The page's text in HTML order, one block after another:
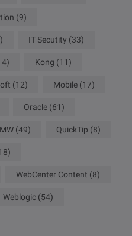
(9)
IT Secutity (33)
Kong (11)
(12) Mobile (17)
Oracle (61)
(49) QuickTip (8)
WebCenter Content (8)
Weblogic (54)